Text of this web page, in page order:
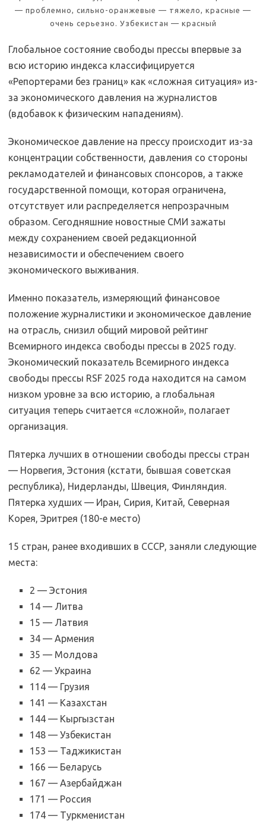
— проблемно, сильно-оранжевые — тяжело, красные —
очень серьезно. Узбекистан — красный
Глобальное состояние свободы прессы впервые за
всю историю индекса классифицируется
«Репортерами без границ» как «сложная ситуация» из-
за экономического давления на журналистов
(вдобавок к физическим нападениям).
Экономическое давление на прессу происходит из-за
концентрации собственности, давления со стороны
рекламодателей и финансовых спонсоров, а также
государственной помощи, которая ограничена,
отсутствует или распределяется непрозрачным
образом. Сегодняшние новостные СМИ зажаты
между сохранением своей редакционной
независимости и обеспечением своего
экономического выживания.
Именно показатель, измеряющий финансовое
положение журналистики и экономическое давление
на отрасль, снизил общий мировой рейтинг
Всемирного индекса свободы прессы в 2025 году.
Экономический показатель Всемирного индекса
свободы прессы RSF 2025 года находится на самом
низком уровне за всю историю, а глобальная
ситуация теперь считается «сложной», полагает
организация.
Пятерка лучших в отношении свободы прессы стран
— Норвегия, Эстония (кстати, бывшая советская
республика), Нидерланды, Швеция, Финляндия.
Пятерка худших — Иран, Сирия, Китай, Северная
Корея, Эритрея (180-е место)
15 стран, ранее входивших в СССР, заняли следующие
места:
2 — Эстония
14 — Литва
15 — Латвия
34 — Армения
35 — Молдова
62 — Украина
114 — Грузия
141 — Казахстан
144 — Кыргызстан
148 — Узбекистан
153 — Таджикистан
166 — Беларусь
167 — Азербайджан
171 — Россия
174 — Туркменистан